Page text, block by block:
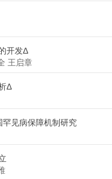
开发Δ
王启章
Δ
见病保障机制研究